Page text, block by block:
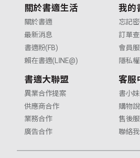
關於書適生活
關於書適
最新消息
書適粉(FB)
賴在書適(LINE@)
我的
忘記
訂單
會員
隱私
書適大聯盟
異業合作提案
供應商合作
業務合作
廣告合作
客服
書小
購物
售後
聯絡